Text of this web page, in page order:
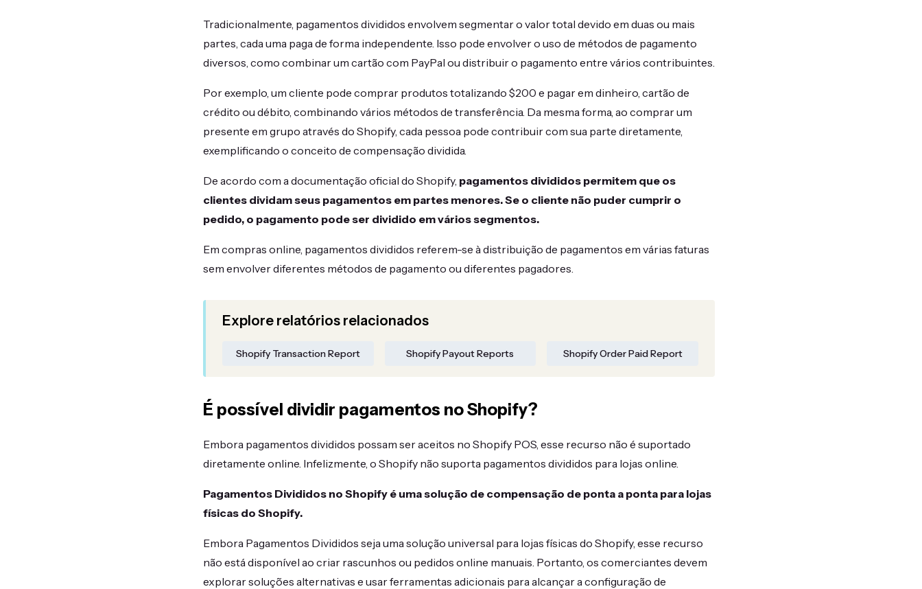
Tradicionalmente, pagamentos divididos envolvem segmentar o valor total devido em duas ou mais
partes, cada uma paga de forma independente. Isso pode envolver o uso de métodos de pagamento
diversos, como combinar um cartão com PayPal ou distribuir o pagamento entre vários contribuintes.
Por exemplo, um cliente pode comprar produtos totalizando $200 e pagar em dinheiro, cartão de
crédito ou débito, combinando vários métodos de transferência. Da mesma forma, ao comprar um
presente em grupo através do Shopify, cada pessoa pode contribuir com sua parte diretamente,
exemplificando o conceito de compensação dividida.
De acordo com a documentação oficial do Shopify, pagamentos divididos permitem que os
clientes dividam seus pagamentos em partes menores. Se o cliente não puder cumprir o
pedido, o pagamento pode ser dividido em vários segmentos.
Em compras online, pagamentos divididos referem-se à distribuição de pagamentos em várias faturas
sem envolver diferentes métodos de pagamento ou diferentes pagadores.
Explore relatórios relacionados
Shopify Transaction Report Shopify Payout Reports Shopify Order Paid Report
É possível dividir pagamentos no Shopify?
Embora pagamentos divididos possam ser aceitos no Shopify POS, esse recurso não é suportado
diretamente online. Infelizmente, o Shopify não suporta pagamentos divididos para lojas online.
Pagamentos Divididos no Shopify é uma solução de compensação de ponta a ponta para lojas
físicas do Shopify.
Embora Pagamentos Divididos seja uma solução universal para lojas físicas do Shopify, esse recurso
não está disponível ao criar rascunhos ou pedidos online manuais. Portanto, os comerciantes devem
explorar soluções alternativas e usar ferramentas adicionais para alcançar a configuração de